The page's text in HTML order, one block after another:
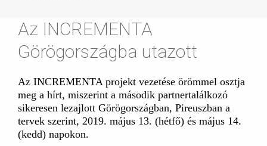
Az INCREMENTA
Görögországba utazott
Az INCREMENTA projekt vezetése örömmel osztja
meg a hírt, miszerint a második partnertalálkozó
sikeresen lezajlott Görögországban, Pireuszban a
tervek szerint, 2019. május 13. (hétfő) és május 14.
(kedd) napokon.